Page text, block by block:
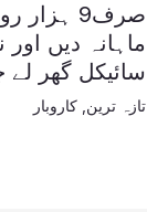
صرف9 ہزار
ماہانہ دیں اور
سائیکل گھر لے
تازہ ترین ,کاروبار